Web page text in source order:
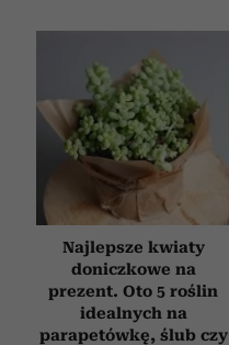
Najlepsze kwiaty
doniczkowe na
prezent. Oto 5 roślin
idealnych na
parapetówkę, ślub czy